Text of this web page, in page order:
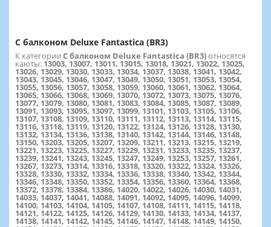
С балконом Deluxe Fantastica (BR3)
К категории С балконом Deluxe Fantastica (BR3)относятся
каюты: 13003, 13007, 13011, 13015, 13018, 13021, 13022, 13025,
13026, 13029, 13030, 13033, 13034, 13037, 13038, 13041, 13042,
13043, 13045, 13046, 13047, 13049, 13050, 13051, 13053, 13054,
13055, 13056, 13057, 13058, 13059, 13060, 13061, 13062, 13064,
13065, 13066, 13068, 13069, 13070, 13072, 13073, 13075, 13076,
13077, 13079, 13080, 13081, 13083, 13084, 13085, 13087, 13089,
13091, 13093, 13095, 13097, 13099, 13101, 13103, 13105, 13106,
13107, 13108, 13109, 13110, 13111, 13112, 13113, 13114, 13115,
13116, 13118, 13119, 13120, 13122, 13124, 13126, 13128, 13130,
13132, 13134, 13136, 13138, 13140, 13142, 13144, 13146, 13148,
13150, 13203, 13205, 13207, 13209, 13211, 13213, 13215, 13219,
13221, 13223, 13225, 13227, 13229, 13231, 13233, 13235, 13237,
13239, 13241, 13243, 13245, 13247, 13249, 13253, 13257, 13261,
13267, 13273, 13314, 13316, 13318, 13320, 13322, 13324, 13326,
13328, 13330, 13332, 13334, 13336, 13338, 13340, 13342, 13344,
13346, 13348, 13350, 13352, 13354, 13356, 13360, 13364, 13368,
13372, 13378, 13384, 13386, 14020, 14022, 14026, 14030, 14031,
14033, 14037, 14041, 14088, 14091, 14092, 14095, 14096, 14099,
14100, 14103, 14104, 14105, 14107, 14108, 14111, 14115, 14118,
14121, 14122, 14125, 14126, 14129, 14130, 14133, 14134, 14137,
14138, 14141, 14142, 14145, 14146, 14147, 14148, 14149, 14150,